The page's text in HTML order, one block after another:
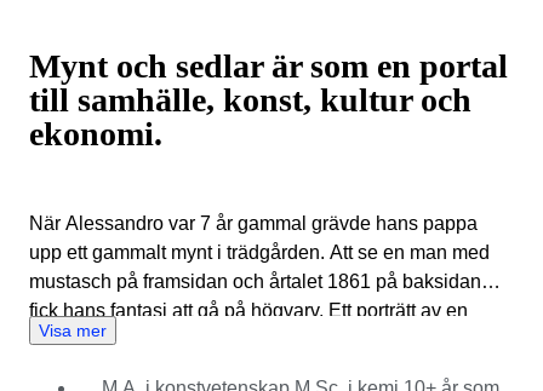
Mynt och sedlar är som en portal
till samhälle, konst, kultur och
ekonomi.
När Alessandro var 7 år gammal grävde hans pappa
upp ett gammalt mynt i trädgården. Att se en man med
mustasch på framsidan och årtalet 1861 på baksidan
fick hans fantasi att gå på högvarv. Ett porträtt av en
sheriff! Det måste komma från vilda västern-eran, på den
Visa mer